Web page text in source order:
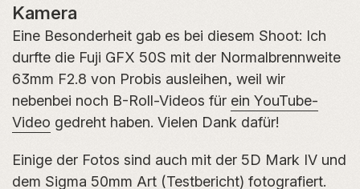
Kamera
Eine Besonderheit gab es bei diesem Shoot: Ich
durfte die Fuji GFX 50S mit der Normalbrennweite
63mm F2.8 von Probis ausleihen, weil wir
nebenbei noch B-Roll-Videos für ein YouTube-
Video gedreht haben. Vielen Dank dafür!
Einige der Fotos sind auch mit der 5D Mark IV und
dem Sigma 50mm Art (Testbericht) fotografiert.